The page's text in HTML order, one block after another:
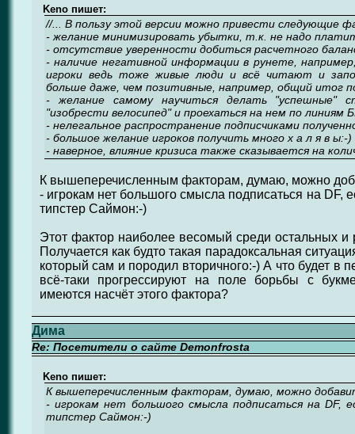
Keno пишет:
//... В пользу этой версии можно привести следующие
- желание минимизировать убытки, т.к. не надо
- отсутствие уверенности добиться расчетного
- наличие негативной информации в рунете,
игроки ведь тоже живые люди и всё читают и
больше даже, чем позитивные, например, общий итог
- желание самому научиться делать "успешные"
"изобрести велосипед" и проехаться на нем по линиям
- нелегальное распространение подписчиками
- большое желание игроков получить много х а л я в ы:-)
- наверное, влияние кризиса также сказывается на
К вышеперечисленным факторам, думаю, можно
- игрокам нет большого смысла подписаться на DF,
типстер Саймон:-)
Этот фактор наиболее весомый среди остальных и
Получается как будто такая парадоксальная
который сам и породил вторичного:-) А что будет в
всё-таки прогрессируют на поле борьбы с
имеются насчёт этого фактора?
Дима
Re: Посетители о сайте Demonfrosta
Keno пишет:
К вышеперечисленным факторам, думаю, можно
- игрокам нет большого смысла подписаться на DF,
типстер Саймон:-)